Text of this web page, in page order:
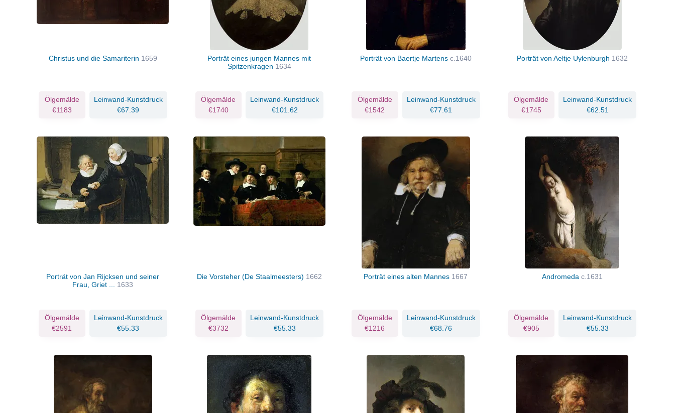
Christus und die Samariterin 1659
Ölgemälde
€1183
Leinwand-Kunstdruck
€67.39
Porträt eines jungen Mannes mit
Spitzenkragen 1634
Ölgemälde
€1740
Leinwand-Kunstdruck
€101.62
Porträt von Baertje Martens c.1640
Ölgemälde
€1542
Leinwand-Kunstdruck
€77.61
Porträt von Aeltje Uylenburgh 1632
Ölgemälde
€1745
Leinwand-Kunstdruck
€62.51
Porträt von Jan Rijcksen und seiner
Frau, Griet ... 1633
Ölgemälde
€2591
Leinwand-Kunstdruck
€55.33
Die Vorsteher (De Staalmeesters) 1662
Ölgemälde
€3732
Leinwand-Kunstdruck
€55.33
Porträt eines alten Mannes 1667
Ölgemälde
€1216
Leinwand-Kunstdruck
€68.76
Andromeda c.1631
Ölgemälde
€905
Leinwand-Kunstdruck
€55.33